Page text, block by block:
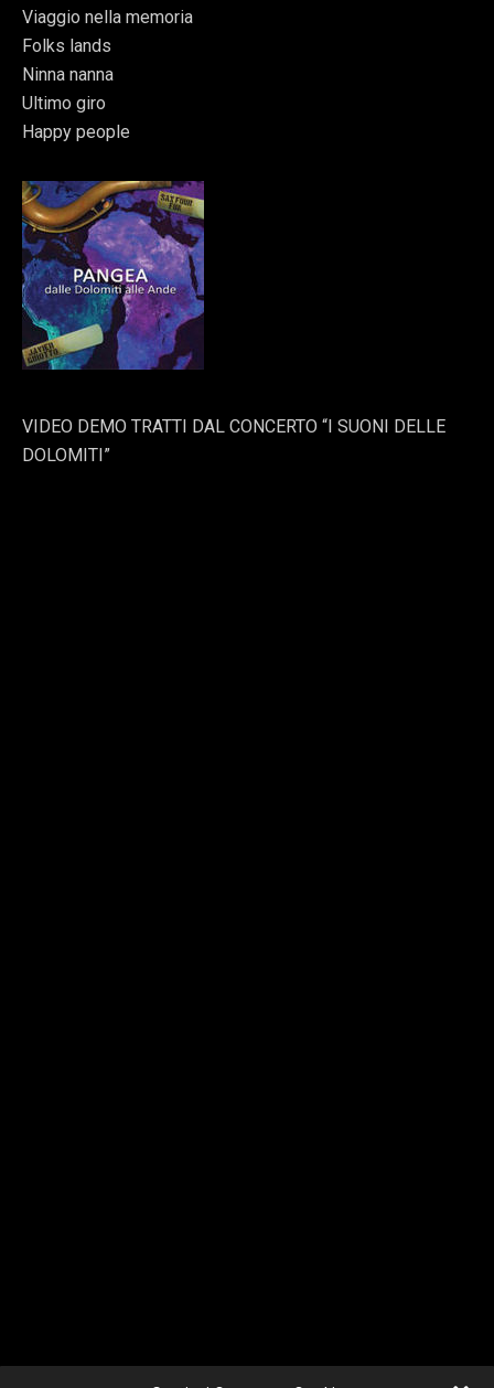
Viaggio nella memoria
Folks lands
Ninna nanna
Ultimo giro
Happy people
VIDEO DEMO TRATTI DAL CONCERTO “I SUONI DELLE
DOLOMITI”